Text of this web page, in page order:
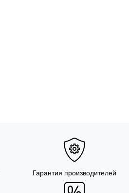
Гарантия производителей